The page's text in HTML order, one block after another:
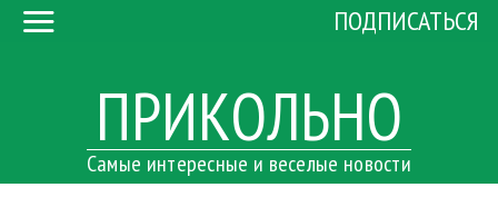
ПРИКОЛЬНО
Самые интересные и веселые новости
ПОДПИСАТЬСЯ